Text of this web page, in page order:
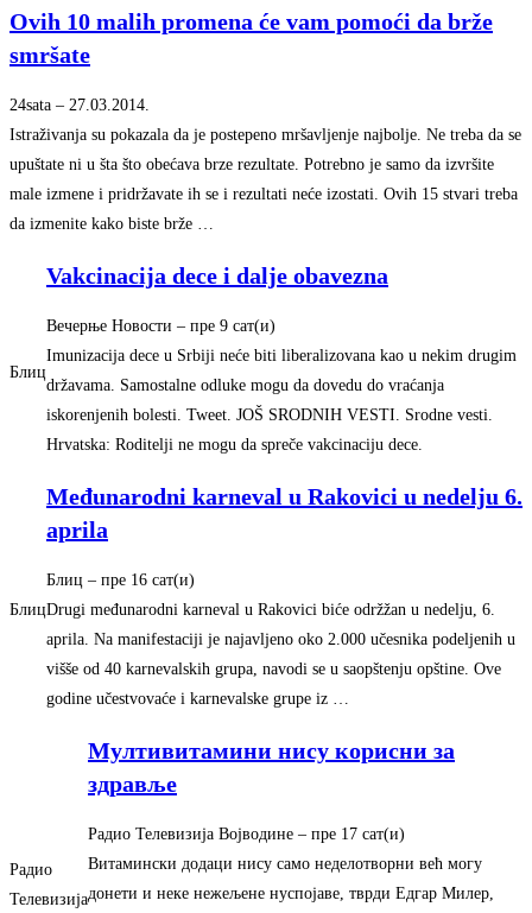
Ovih 10 malih promena će vam pomoći da brže
smršate
24sata – ‎27.03.2014.‎
Istraživanja su pokazala da je postepeno mršavljenje najbolje. Ne treba da se
upuštate ni u šta što obećava brze rezultate. Potrebno je samo da izvršite
male izmene i pridržavate ih se i rezultati neće izostati. Ovih 15 stvari treba
da izmenite kako biste brže …
Блиц
Vakcinacija dece i dalje obavezna
Вечерње Новости – ‎пре 9 сат(и)‎
Imunizacija dece u Srbiji neće biti liberalizovana kao u nekim drugim
državama. Samostalne odluke mogu da dovedu do vraćanja
iskorenjenih bolesti. Tweet. JOŠ SRODNIH VESTI. Srodne vesti.
Hrvatska: Roditelji ne mogu da spreče vakcinaciju dece.
Блиц
Međunarodni karneval u Rakovici u nedelju 6.
aprila
Блиц – ‎пре 16 сат(и)‎
Drugi međunarodni karneval u Rakovici biće održžan u nedelju, 6.
aprila. Na manifestaciji je najavljeno oko 2.000 učesnika podeljenih u
višše od 40 karnevalskih grupa, navodi se u saopštenju opštine. Ove
godine učestvovaće i karnevalske grupe iz …
Радио
Телевизија
Мултивитамини нису корисни за
здравље
Радио Телевизија Војводине – ‎пре 17 сат(и)‎
Витамински додаци нису само неделотворни већ могу
донети и неке нежељене нуспојаве, тврди Едгар Милер,